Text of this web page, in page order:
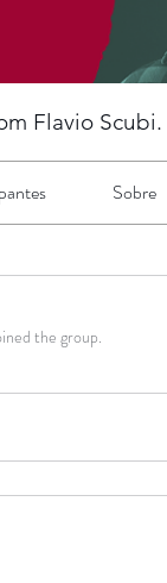
Flavio
Sobre
the group.